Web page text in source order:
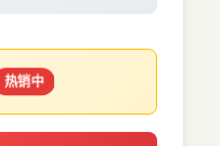
热销中